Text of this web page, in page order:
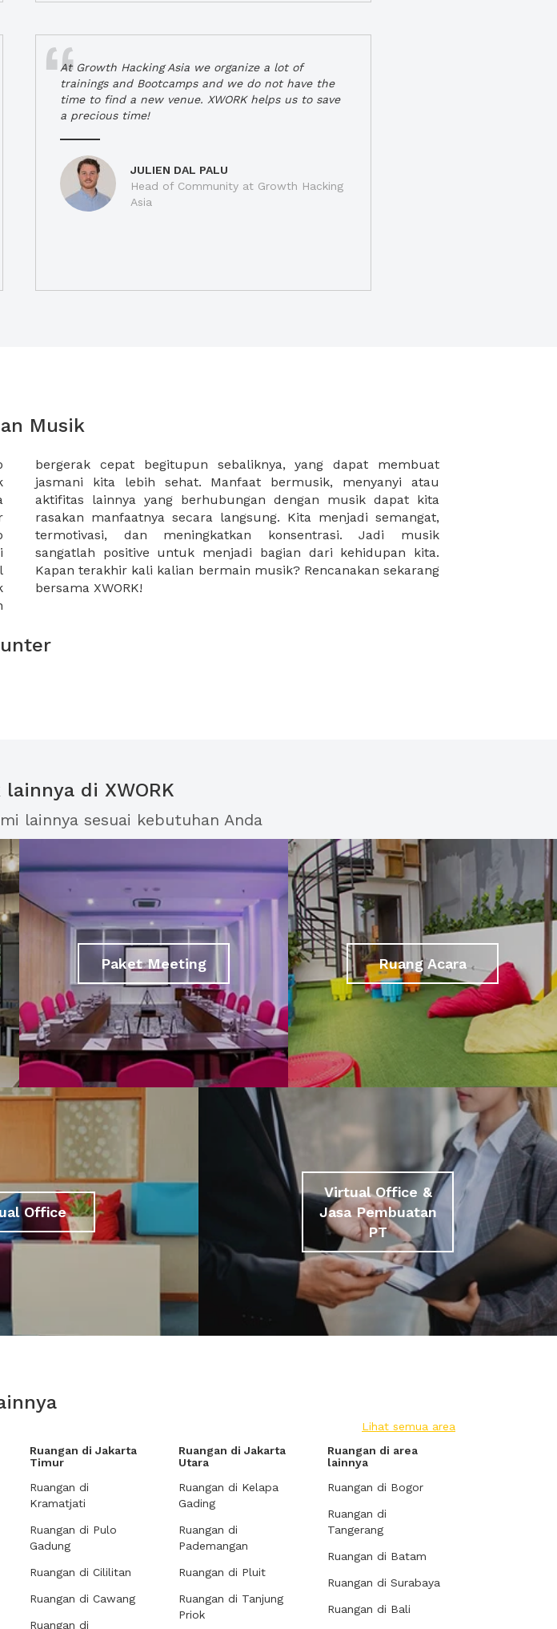
At Growth Hacking Asia we organize a lot of
trainings and Bootcamps and we do not have the
time to find a new venue. XWORK helps us to save
a precious time!
JULIEN DAL PALU
Head of Community at Growth Hacking
Asia
Musik
bersama XWORK!
di XWORK
lainnya sesuai kebutuhan Anda
Paket Meeting Ruang Acara
Office
Virtual Office &
Jasa Pembuatan
PT
Lihat semua area
Ruangan di Jakarta
Timur
Ruangan di
Kramatjati
Ruangan di Pulo
Gadung
Ruangan di Cililitan
Ruangan di Cawang
Ruangan di
Ruangan di Jakarta
Utara
Ruangan di Kelapa
Gading
Ruangan di
Pademangan
Ruangan di Pluit
Ruangan di Tanjung
Priok
Ruangan di area
lainnya
Ruangan di Bogor
Ruangan di
Tangerang
Ruangan di Batam
Ruangan di Surabaya
Ruangan di Bali